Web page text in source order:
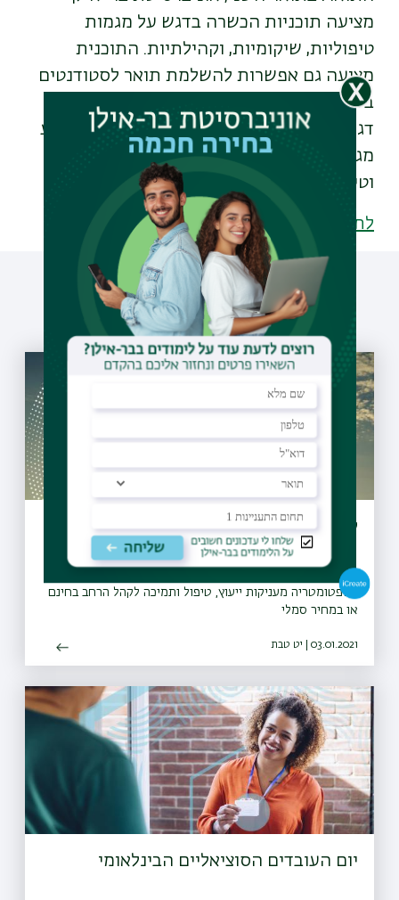
מציעה תוכניות הכשרה בדגש על מגמות
טיפוליות, שיקומיות, וקהילתיות. התוכנית
מציעה גם אפשרות להשלמת תואר לסטודנטים
בעלי תואר אחר, במסגרת של שלוש שנים, עם
דגש רב על הכשרה מעשית. התואר השני מציע
מגוון מגמות, כולל התמחות בניהול בקהילה
וטיפול באמנות, והביקוש אליו גבוה ביותר.
לתוכניות הלימוד בעבודה סוציאלית
עוד כתבות שיעניינו אותך
קליניקות למען הקהילה
הקליניקות בפסיכולוגיה, משפטים, עבודה סוציאלית
ואופטומטריה מעניקות ייעוץ, טיפול ותמיכה לקהל הרחב בחינם
או במחיר סמלי
03.01.2021 | יט טבת
יום העובדים הסוציאליים הבינלאומי